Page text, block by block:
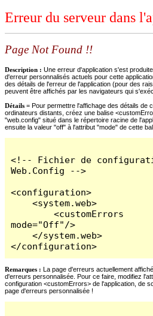
Erreur du serveur dans
Page Not Found !!
Description : Une erreur d'application s'est
d'erreur personnalisés actuels pour cette
des détails de l'erreur de l'application (pour des
peuvent être affichés par les navigateurs qui
Détails = Pour permettre l'affichage des détails de
ordinateurs distants, créez une balise
"web.config" situé dans le répertoire racine de
ensuite la valeur "off" à l'attribut "mode" de cette
<!-- Fichier de
Web.Config -->
<configuration>
    <system.web>
        <customErrors
mode="Off"/>
    </system.web>
</configuration>
Remarques : La page d'erreurs actuellement
d'erreurs personnalisée. Pour ce faire, modifiez
configuration <customErrors> de l'application, de
page d'erreurs personnalisée !